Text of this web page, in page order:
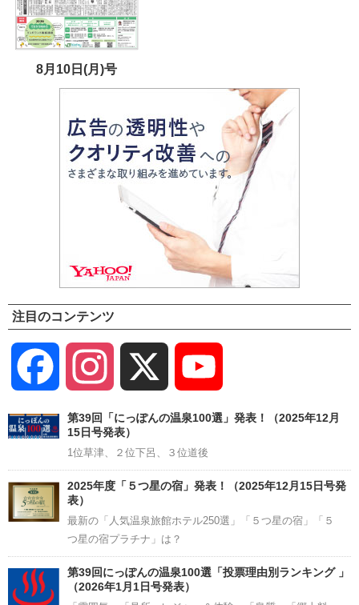
8月10日(月)号
注目のコンテンツ
Facebook Instagram
Channel
第39回「にっぽんの温泉100選」発表！（2025年12月
15日号発表）
1位草津、２位下呂、３位道後
2025年度「５つ星の宿」発表！（2025年12月15日号発
表）
最新の「人気温泉旅館ホテル250選」「５つ星の宿」「５
つ星の宿プラチナ」は？
第39回にっぽんの温泉100選「投票理由別ランキング 」
（2026年1月1日号発表）